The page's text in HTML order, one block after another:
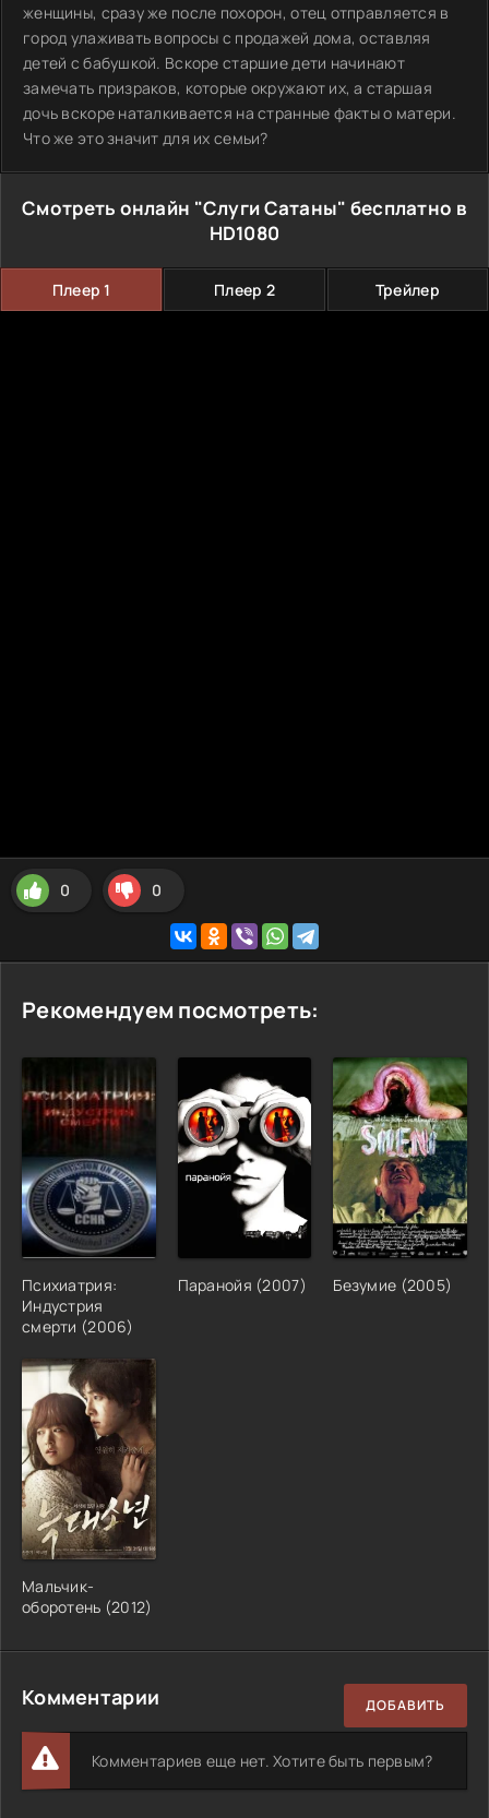
женщины, сразу же после похорон, отец отправляется в
город улаживать вопросы с продажей дома, оставляя
детей с бабушкой. Вскоре старшие дети начинают
замечать призраков, которые окружают их, а старшая
дочь вскоре наталкивается на странные факты о матери.
Что же это значит для их семьи?
Смотреть онлайн "Слуги Сатаны" бесплатно в
HD1080
Плеер 1 Плеер 2 Трейлер
0 0
Рекомендуем посмотреть:
Психиатрия:
Индустрия
смерти (2006)
Паранойя (2007) Безумие (2005)
Мальчик-
оборотень (2012)
Комментарии ДОБАВИТЬ
Комментариев еще нет. Хотите быть первым?